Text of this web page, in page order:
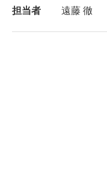
担当者 遠藤 徹